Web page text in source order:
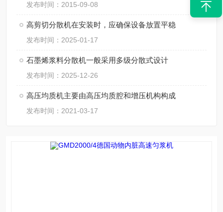
发布时间：2015-09-08
高剪切分散机在安装时，应确保设备放置平稳
发布时间：2025-01-17
石墨烯浆料分散机一般采用多级分散式设计
发布时间：2025-12-26
高压均质机主要由高压均质腔和增压机构构成
发布时间：2021-03-17